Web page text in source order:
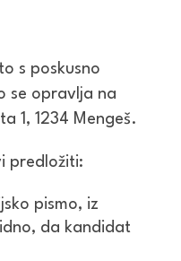
s poskusno
se opravlja na
1, 1234 Mengeš.
predložiti:
pismo, iz
da kandidat